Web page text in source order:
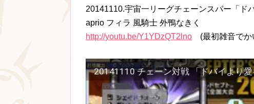
20141110.宇宙一リーグチェーンスパー「ド
aprio フィラ 風騎士 外鴨なきく
http://youtu.be/Y1YDzQT2lno (最初雑音でか
20141110 チェーン対戦 「ドバイより